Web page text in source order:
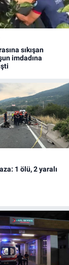
sıkışan
imdadına
1 ölü, 2 yaralı